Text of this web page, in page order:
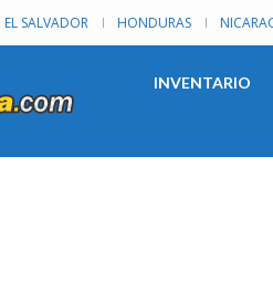
EL SALVADOR HONDURAS
INVENTARIO